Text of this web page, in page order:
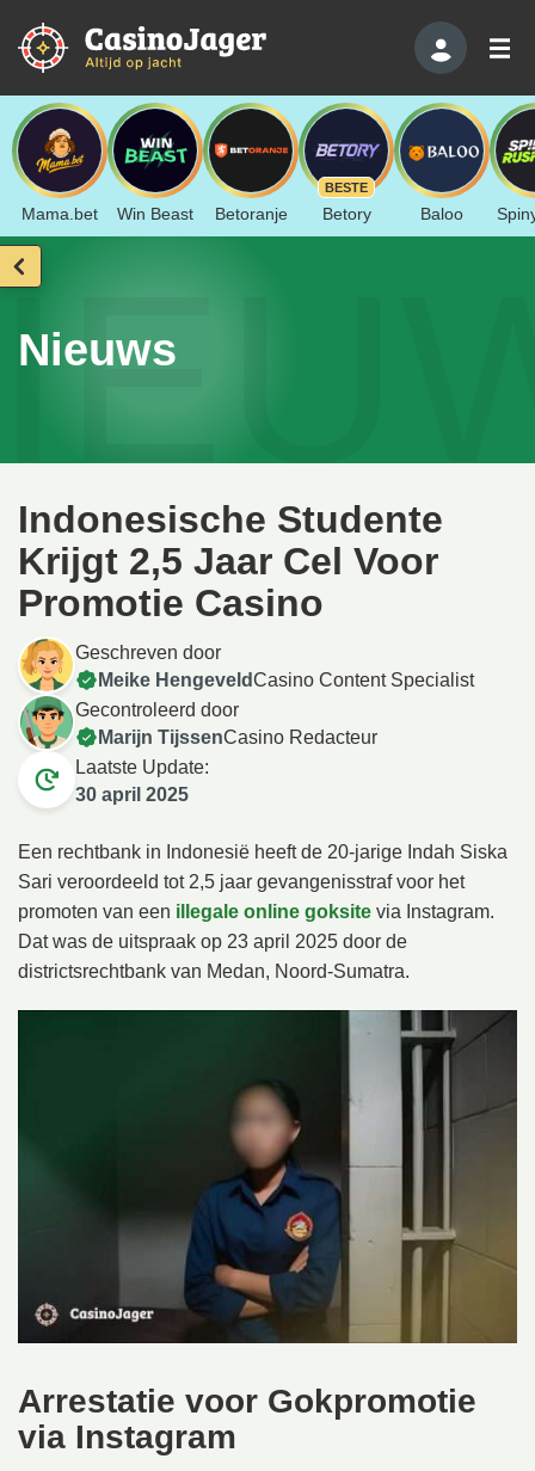
Mama.bet Win Beast Betoranje
BESTE
Betory Baloo
Nieuws
Indonesische Studente
Krijgt 2,5 Jaar Cel Voor
Promotie Casino
Geschreven door
Meike HengeveldCasino Content Specialist
Gecontroleerd door
Marijn TijssenCasino Redacteur
Laatste Update:
30 april 2025
Een rechtbank in Indonesië heeft de 20-jarige Indah Siska
Sari veroordeeld tot 2,5 jaar gevangenisstraf voor het
promoten van een illegale online goksite via Instagram.
Dat was de uitspraak op 23 april 2025 door de
districtsrechtbank van Medan, Noord-Sumatra.
Arrestatie voor Gokpromotie
via Instagram